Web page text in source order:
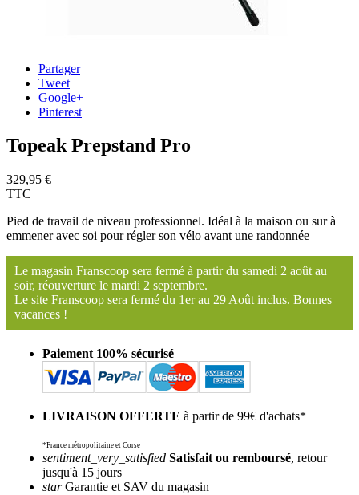
Partager
Tweet
Google+
Pinterest
Topeak Prepstand Pro
329,95 €
TTC
Pied de travail de niveau professionnel. Idéal à la maison ou sur à
emmener avec soi pour régler son vélo avant une randonnée
Le magasin Franscoop sera fermé à partir du samedi 2 août au
soir, réouverture le mardi 2 septembre.
Le site Franscoop sera fermé du 1er au 29 Août inclus. Bonnes
vacances !
Paiement 100% sécurisé
LIVRAISON OFFERTE à partir de 99€ d'achats*
*France métropolitaine et Corse
sentiment_very_satisfied Satisfait ou remboursé, retour
jusqu'à 15 jours
starGarantie et SAV du magasin